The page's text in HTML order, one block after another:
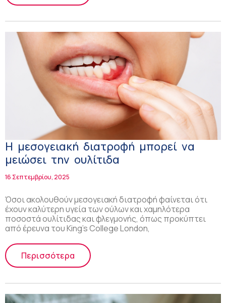
Η μεσογειακή διατροφή μπορεί να
μειώσει την ουλίτιδα
16 Σεπτεμβρίου, 2025
Όσοι ακολουθούν μεσογειακή διατροφή φαίνεται ότι
έχουν καλύτερη υγεία των ούλων και χαμηλότερα
ποσοστά ουλίτιδας και φλεγμονής, όπως προκύπτει
από έρευνα του King’s College London,
Περισσότερα